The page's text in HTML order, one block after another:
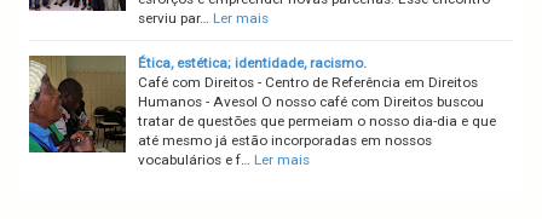
serviu par… Ler mais
Ética, estética; identidade, racismo.
Café com Direitos - Centro de Referência em Direitos
Humanos - Avesol O nosso café com Direitos buscou
tratar de questões que permeiam o nosso dia-dia e que
até mesmo já estão incorporadas em nossos
vocabulários e f… Ler mais